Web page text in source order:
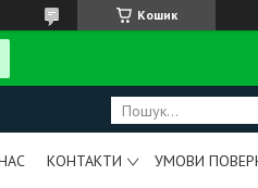
Кошик
КОНТАКТИ
УМОВИ